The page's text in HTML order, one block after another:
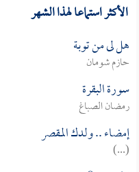
الأكثر استماعا لهذا الشهر
هل لى من توبة
حازم شومان
سورة البقرة
رمضان الصباغ
إمضاء .. ولدك المقصر
(...)